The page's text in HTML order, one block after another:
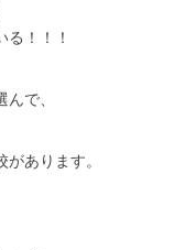
！！！
で、
あります。